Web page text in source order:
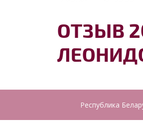
ОТЗЫВ
Республика